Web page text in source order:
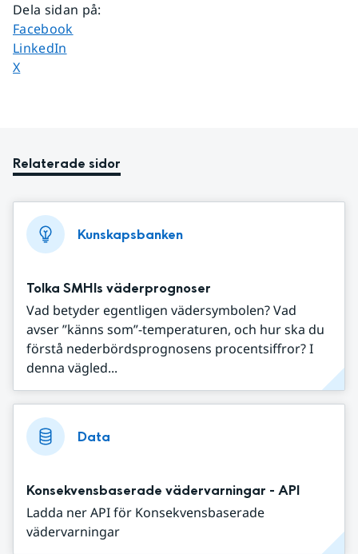
Dela sidan på:
Dela sidan på
Facebook
Dela sidan på
LinkedIn
Dela sidan på
X
Relaterade sidor
Kunskapsbanken
Tolka SMHIs väderprognoser
Vad betyder egentligen vädersymbolen? Vad
avser ”känns som”-temperaturen, och hur ska du
förstå nederbördsprognosens procentsiffror? I
denna vägled...
Data
Konsekvensbaserade vädervarningar - API
Ladda ner API för Konsekvensbaserade
vädervarningar